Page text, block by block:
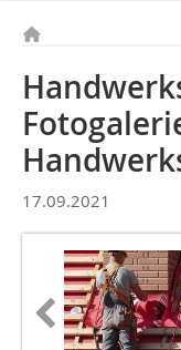
17.09.2021